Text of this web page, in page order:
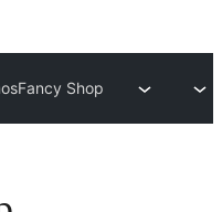
Fancy Shop